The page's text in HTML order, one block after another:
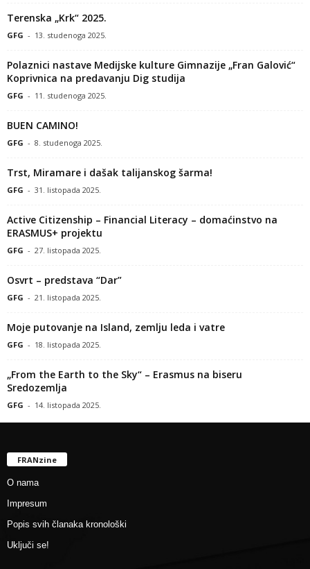
Terenska „Krk“ 2025.
GFG - 13. studenoga 2025.
Polaznici nastave Medijske kulture Gimnazije „Fran Galović“
Koprivnica na predavanju Dig studija
GFG - 11. studenoga 2025.
BUEN CAMINO!
GFG - 8. studenoga 2025.
Trst, Miramare i dašak talijanskog šarma!
GFG - 31. listopada 2025.
Active Citizenship – Financial Literacy – domaćinstvo na
ERASMUS+ projektu
GFG - 27. listopada 2025.
Osvrt – predstava “Dar”
GFG - 21. listopada 2025.
Moje putovanje na Island, zemlju leda i vatre
GFG - 18. listopada 2025.
„From the Earth to the Sky“ – Erasmus na biseru
Sredozemlja
GFG - 14. listopada 2025.
FRANzine
O nama
Impresum
Popis svih članaka kronološki
Uključi se!